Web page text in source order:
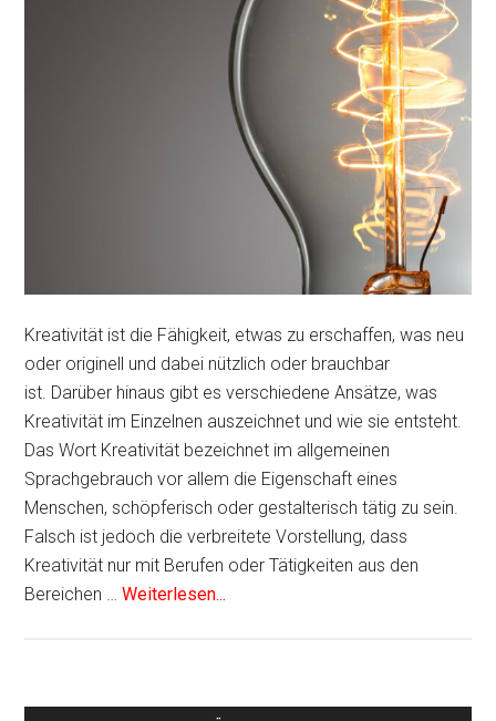
Kreativität ist die Fähigkeit, etwas zu erschaffen, was neu
oder originell und dabei nützlich oder brauchbar
ist. Darüber hinaus gibt es verschiedene Ansätze, was
Kreativität im Einzelnen auszeichnet und wie sie entsteht.
Das Wort Kreativität bezeichnet im allgemeinen
Sprachgebrauch vor allem die Eigenschaft eines
Menschen, schöpferisch oder gestalterisch tätig zu sein.
Falsch ist jedoch die verbreitete Vorstellung, dass
Kreativität nur mit Berufen oder Tätigkeiten aus den
Bereichen …Weiterlesen...